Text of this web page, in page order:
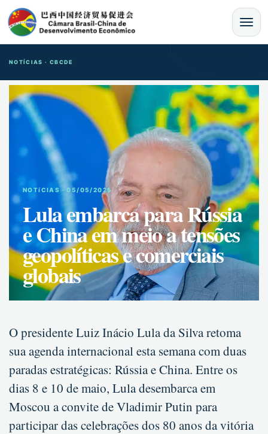
MENU
NOTÍCIAS · CBCDE
NOTíCIAS · 05/05/2025
Lula embarca para Rússia
e China em meio a tensões
geopolíticas e comerciais
globais
O presidente Luiz Inácio Lula da Silva retoma
sua agenda internacional esta semana com duas
paradas estratégicas: Rússia e China. Entre os
dias 8 e 10 de maio, Lula desembarca em
Moscou a convite de Vladimir Putin para
participar das celebrações dos 80 anos da vitória